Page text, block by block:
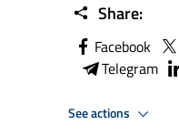
Share:
Facebook
Telegram
See actions